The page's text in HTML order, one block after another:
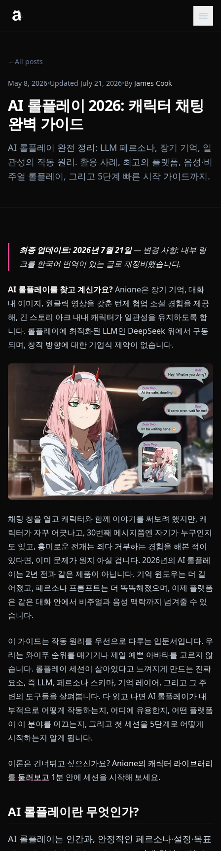
←All posts
May 8, 2026•Updated July 21, 2026•By James Cook
AI 롤플레이 2026: 캐릭터 채팅
완벽 가이드
AI 롤플레이 완전 정리: LLM 페르소나, 장기 기억, 일
관성의 작동 원리. 활용 사례, 최고의 플랫폼, 음성·비
주얼 롤플레이, 그리고 5단계 빠른 시작 가이드까지.
최종 업데이트: 2026년 7월 21일— 변경 사항: 내부 링
크를 한국어 번역이 있는 글로 재정비했습니다.
AI 롤플레이를 찾고 계신가요?Anione은 장기 기억, 대화
내 이미지, 원클릭 영상을 갖춘 턴제 협업 소설 경험을 제공
해, 긴 스토리 아크 내내 캐릭터가 일관성을 유지하도록 합
니다. 롤플레이에 최적화된 LLM인 DeepSeek 위에서 구동
되며, 창작 방향에 대한 기업식 제약이 없습니다.
채팅 창을 열고 캐릭터와 함께 이야기를 써보려 했지만, 캐
릭터가 자꾸 어긋나고, 30번째 메시지쯤엔 자기가 누구인지
도 잊고, 흥미로운 전개는 죄다 거부하는 경험을 해본 적이
있다면, 이미 문제가 뭔지 아실 겁니다. 2026년의 AI 롤플레
이는 2년 전과 같은 제품이 아닙니다. 기억 윈도우는 더 길
어졌고, 페르소나 프롬프트는 더 똑똑해졌으며, 이제 플랫폼
은 같은 대화 안에서 비주얼과 음성 맥락까지 넘겨줄 수 있
습니다.
이 가이드는 작동 원리를 우선으로 다루는 입문서입니다. 우
리는 와이푸 순위를 매기거나 제일 예쁜 아바타를 고르지 않
습니다. 롤플레이 세션이 살아있다고 느껴지게 만드는 진짜
요소, 즉 LLM, 페르소나 스키마, 기억 레이어, 그리고 그 주
변의 도구들을 살펴봅니다. 다 읽고 나면 AI 롤플레이가 내
부적으로 어떻게 작동하는지, 어디에 유용한지, 어떤 플랫폼
이 이 분야를 이끄는지, 그리고 첫 세션을 5단계로 어떻게
시작하는지 알게 됩니다.
이론은 건너뛰고 싶으신가요?Anione의 캐릭터 라이브러리
를 둘러보고 1분 안에 세션을 시작해 보세요.
AI 롤플레이란 무엇인가?
AI 롤플레이는 인간과, 안정적인 페르소나·설정·목표